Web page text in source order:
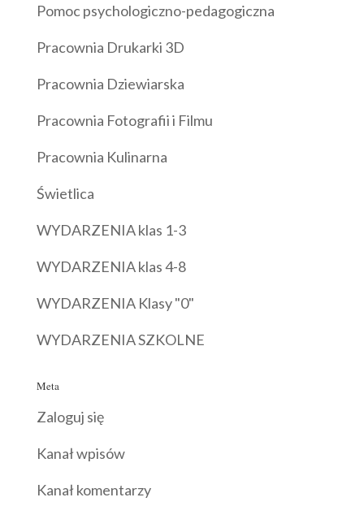
Pomoc psychologiczno-pedagogiczna
Pracownia Drukarki 3D
Pracownia Dziewiarska
Pracownia Fotografii i Filmu
Pracownia Kulinarna
Świetlica
WYDARZENIA klas 1-3
WYDARZENIA klas 4-8
WYDARZENIA Klasy "0"
WYDARZENIA SZKOLNE
Meta
Zaloguj się
Kanał wpisów
Kanał komentarzy